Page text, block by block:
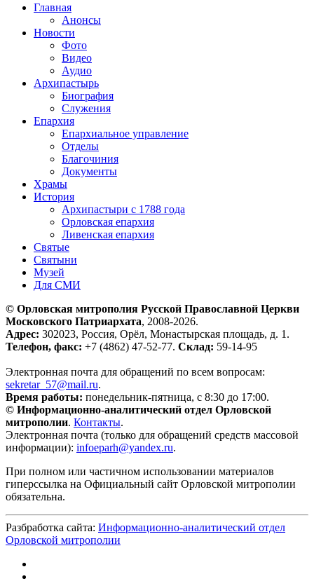
Главная
Анонсы
Новости
Фото
Видео
Аудио
Архипастырь
Биография
Служения
Епархия
Епархиальное управление
Отделы
Благочиния
Документы
Храмы
История
Архипастыри с 1788 года
Орловская епархия
Ливенская епархия
Святые
Святыни
Музей
Для СМИ
© Орловская митрополия Русской Православной Церкви
Московского Патриархата, 2008-2026.
Адрес: 302023, Россия, Орёл, Монастырская площадь, д. 1.
Телефон, факс: +7 (4862) 47-52-77. Склад: 59-14-95
Электронная почта для обращений по всем вопросам:
sekretar_57@mail.ru.
Время работы: понедельник-пятница, с 8:30 до 17:00.
© Информационно-аналитический отдел Орловской
митрополии. Контакты.
Электронная почта (только для обращений средств массовой
информации): infoeparh@yandex.ru.
При полном или частичном использовании материалов
гиперссылка на Официальный сайт Орловской митрополии
обязательна.
Разбработка сайта: Информационно-аналитический отдел
Орловской митрополии